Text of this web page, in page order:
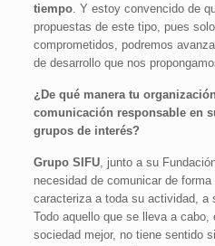
tiempo . Y estoy convencido de
propuestas de este tipo, pues
comprometidos, podremos
de desarrollo que nos
¿De qué manera tu
comunicación responsable en
grupos de interés?
Grupo SIFU , junto a su
necesidad de comunicar de
caracteriza a toda su actividad, a
Todo aquello que se lleva a
sociedad mejor, no tiene sentido